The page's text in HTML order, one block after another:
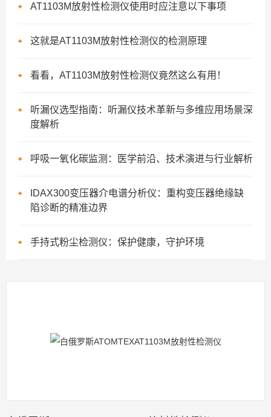
AT1103M放射性检测仪使用时应注意以下事项
这就是AT1103M放射性检测仪的检测原理
看看，AT1103M放射性检测仪竟然这么有用！
听漏仪选型指南：听漏仪技术革新与多维应用场景深
度解析
呼吸一氧化碳监测：医学前沿、技术演进与行业解析
IDAX300变压器介电谱分析仪：重构变压器绝缘缺
陷诊断的精准边界
手持式粉尘检测仪：保护健康，守护环境